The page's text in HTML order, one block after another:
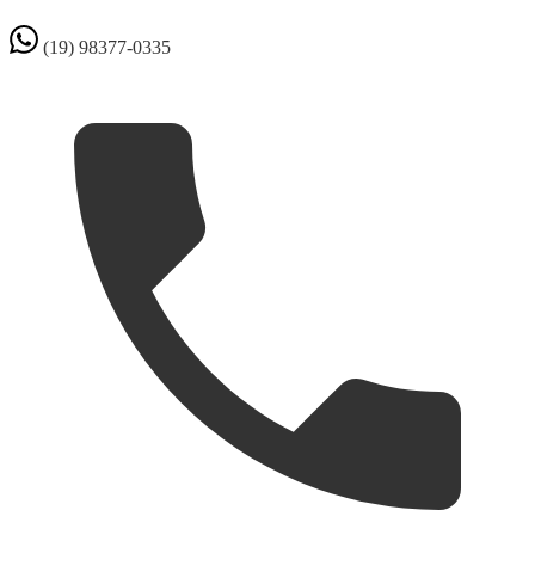
(19) 98377-0335